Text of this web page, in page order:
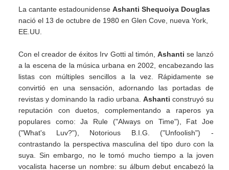
La cantante estadounidense Ashanti Shequoiya Douglas
nació el 13 de octubre de 1980 en Glen Cove, nueva York,
EE.UU.
Con el creador de éxitos Irv Gotti al timón, Ashanti se lanzó
a la escena de la música urbana en 2002, encabezando las
listas con múltiples sencillos a la vez. Rápidamente se
convirtió en una sensación, adornando las portadas de
revistas y dominando la radio urbana. Ashanti construyó su
reputación con duetos, complementando a raperos ya
populares como: Ja Rule ("Always on Time"), Fat Joe
("What's Luv?"), Notorious B.I.G. ("Unfoolish") -
contrastando la perspectiva masculina del tipo duro con la
suya. Sin embargo, no le tomó mucho tiempo a la joven
vocalista hacerse un nombre: su álbum debut encabezó la